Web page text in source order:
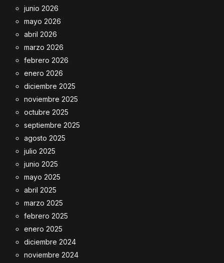
junio 2026
mayo 2026
abril 2026
marzo 2026
febrero 2026
enero 2026
diciembre 2025
noviembre 2025
octubre 2025
septiembre 2025
agosto 2025
julio 2025
junio 2025
mayo 2025
abril 2025
marzo 2025
febrero 2025
enero 2025
diciembre 2024
noviembre 2024